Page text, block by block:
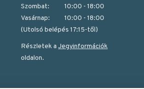
Szombat:
10:00 - 18:00
Vasárnap:
10:00 - 18:00
(Utolsó belépés 17:15-től)
Részletek a Jegyinformációk
oldalon.